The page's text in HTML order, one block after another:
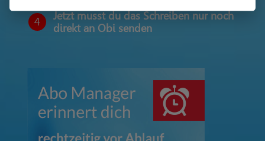
4
Jetzt musst du das Schreiben nur noch
direkt an Obi senden